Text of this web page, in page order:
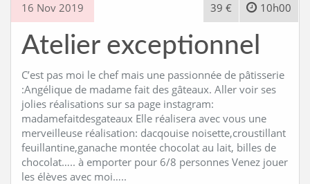
16 Nov 2019 10h00
39 €
Atelier exceptionnel
C’est pas moi le chef mais une passionnée de pâtisserie
:Angélique de madame fait des gâteaux. Aller voir ses
jolies réalisations sur sa page instagram:
madamefaitdesgateaux Elle réalisera avec vous une
merveilleuse réalisation: dacqouise noisette,croustillant
feuillantine,ganache montée chocolat au lait, billes de
chocolat….. à emporter pour 6/8 personnes Venez jouer
les élèves avec moi…..